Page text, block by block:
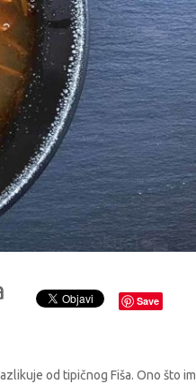
Save
od tipičnog Fiša. Ono što im